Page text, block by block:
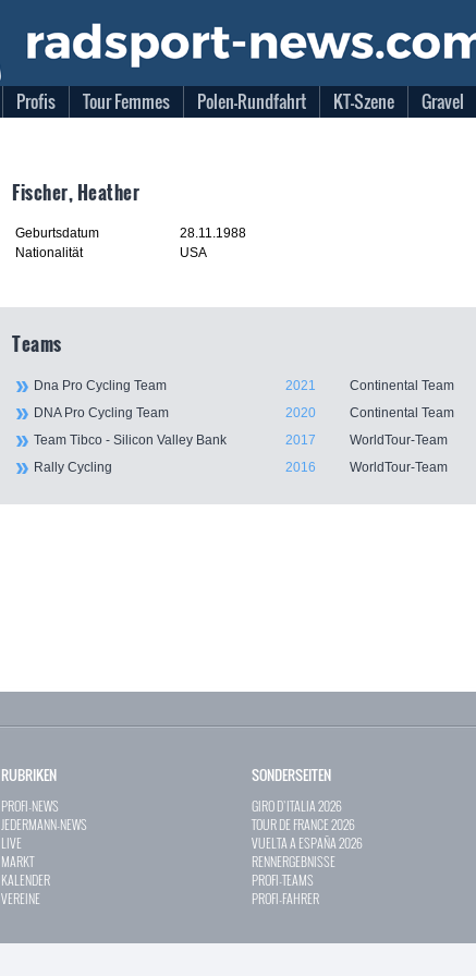
Profis Tour Femmes Polen-Rundfahrt KT-Szene Gravel
Fischer, Heather
Geburtsdatum
28.11.1988
Nationalität
USA
Teams
Dna Pro Cycling Team 2021
Continental Team
DNA Pro Cycling Team
2020
Continental Team
Team Tibco - Silicon Valley Bank
2017
WorldTour-Team
Rally Cycling
2016 WorldTour-Team
RUBRIKEN
PROFI-NEWS
JEDERMANN-NEWS
LIVE
MARKT
KALENDER
VEREINE
SONDERSEITEN
GIRO D`ITALIA 2026
TOUR DE FRANCE 2026
VUELTA A ESPAÑA 2026
RENNERGEBNISSE
PROFI-TEAMS
PROFI-FAHRER